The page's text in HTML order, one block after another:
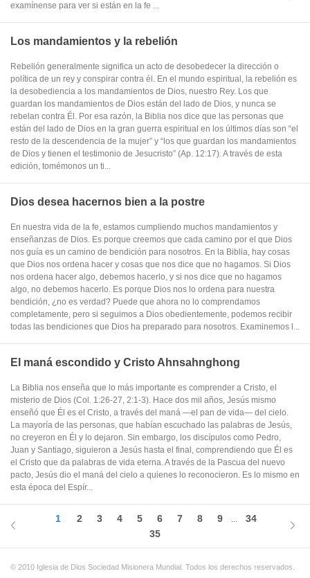
examínense para ver si están en la fe ...
Los mandamientos y la rebelión
Rebelión generalmente significa un acto de desobedecer la dirección o
política de un rey y conspirar contra él. En el mundo espiritual, la rebelión es
la desobediencia a los mandamientos de Dios, nuestro Rey. Los que
guardan los mandamientos de Dios están del lado de Dios, y nunca se
rebelan contra Él. Por esa razón, la Biblia nos dice que las personas que
están del lado de Dios en la gran guerra espiritual en los últimos días son “el
resto de la descendencia de la mujer” y “los que guardan los mandamientos
de Dios y tienen el testimonio de Jesucristo” (Ap. 12:17). A través de esta
edición, tomémonos un ti...
Dios desea hacernos bien a la postre
En nuestra vida de la fe, estamos cumpliendo muchos mandamientos y
enseñanzas de Dios. Es porque creemos que cada camino por el que Dios
nos guía es un camino de bendición para nosotros. En la Biblia, hay cosas
que Dios nos ordena hacer y cosas que nos dice que no hagamos. Si Dios
nos ordena hacer algo, debemos hacerlo, y si nos dice que no hagamos
algo, no debemos hacerlo. Es porque Dios nos lo ordena para nuestra
bendición, ¿no es verdad? Puede que ahora no lo comprendamos
completamente, pero si seguimos a Dios obedientemente, podemos recibir
todas las bendiciones que Dios ha preparado para nosotros. Examinemos l...
El maná escondido y Cristo Ahnsahnghong
La Biblia nos enseña que lo más importante es comprender a Cristo, el
misterio de Dios (Col. 1:26-27, 2:1-3). Hace dos mil años, Jesús mismo
enseñó que Él es el Cristo, a través del maná —el pan de vida— del cielo.
La mayoría de las personas, que habían escuchado las palabras de Jesús,
no creyeron en Él y lo dejaron. Sin embargo, los discípulos como Pedro,
Juan y Santiago, siguieron a Jesús hasta el final, comprendiendo que Él es
el Cristo que da palabras de vida eterna. A través de la Pascua del nuevo
pacto, Jesús dio el maná del cielo a quienes lo reconocieron. Es lo mismo en
esta época del Espír...
1 2 3 4 5 6 7 8 9
34
35
© 2010 Iglesia de Dios Sociedad Misionera Mundial. Todos los derechos reservados.